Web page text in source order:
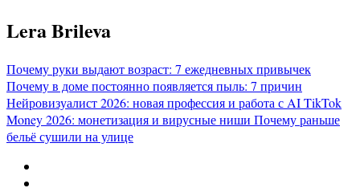
Перейти
к
Lera Brileva
Почему руки выдают возраст: 7 ежедневных привычек
Почему в доме постоянно появляется пыль: 7 причин
Нейровизуалист 2026: новая профессия и работа с AITikTok
Money 2026: монетизация и вирусные ниши Почему раньше
бельё сушили на улице